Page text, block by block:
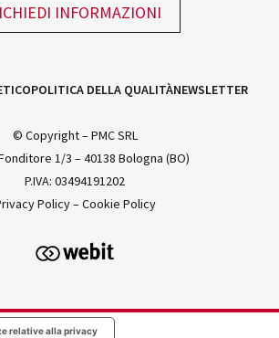
INFORMAZIONI
POLITICA DELLA QUALITÀNEWSLETTER
© Copyright – PMC SRL
1/3 – 40138 Bologna (BO)
P.IVA: 03494191202
Policy–Cookie Policy
relative alla privacy